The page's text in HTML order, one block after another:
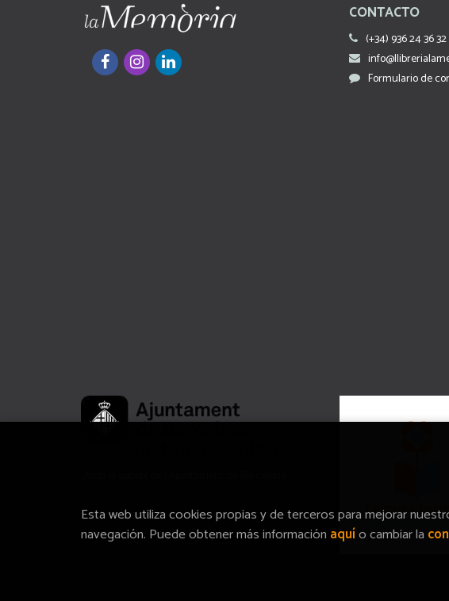
CONTACTO
(+34) 936 24 36 32
Formulario de
Esta web utiliza cookies propias y de terceros para mejorar
navegación. Puede obtener más información aquío cambiar la